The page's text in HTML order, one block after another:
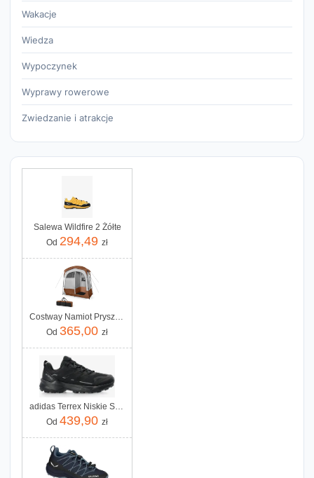
Wakacje
Wiedza
Wypoczynek
Wyprawy rowerowe
Zwiedzanie i atrakcje
Salewa Wildfire 2 Żółte
Od 294,49 zł
Costway Namiot Prysznicowy Z 2 Komorami
Od 365,00 zł
adidas Terrex Niskie Skychaser Ax5 - Core Black/Core Black/Carbon
Od 439,90 zł